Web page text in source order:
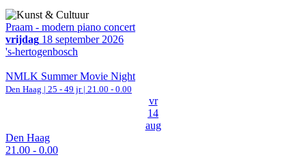
Praam - modern piano concert
vrijdag 18 september 2026
's-hertogenbosch
NMLK Summer Movie Night
Den Haag | 25 - 49 jr | 21.00 - 0.00
vr
14
aug
Den Haag
21.00 - 0.00